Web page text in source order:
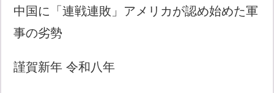
中国に「連戦連敗」アメリカが認め始めた軍
事の劣勢
謹賀新年 令和八年